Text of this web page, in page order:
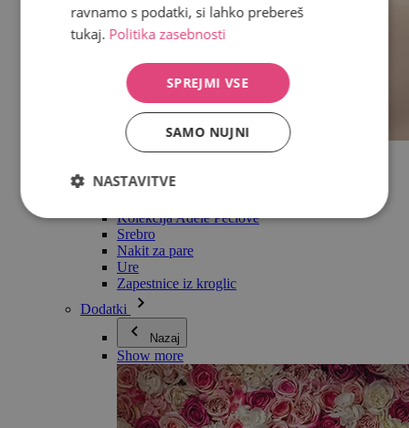
Vse v kategoriji Nakit
Zapestnice
Kolekcija Adéle Pečlové
Srebro
Nakit za pare
Ure
Zapestnice iz kroglic
Dodatki
Nazaj
Show more
ravnamo s podatki, si lahko prebereš
tukaj. Politika zasebnosti
SPREJMI VSE
SAMO NUJNI
NASTAVITVE